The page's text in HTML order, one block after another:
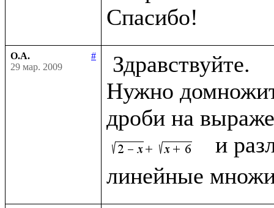
О.А.
#
29 мар. 2009
Нужно
дроби на
и